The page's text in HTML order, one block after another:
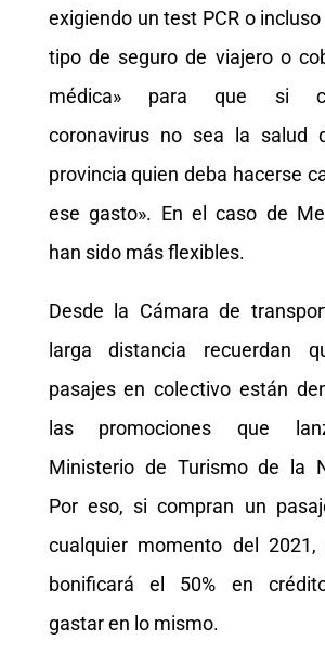
exigiendo un test PCR o incluso
tipo de seguro de viajero o
médica» para que si
coronavirus no sea la salud
provincia quien deba hacerse
ese gasto». En el caso de
han sido más flexibles.
Desde la Cámara de
larga distancia recuerdan
pasajes en colectivo están
las promociones que
Ministerio de Turismo de la
Por eso, si compran un
cualquier momento del
bonificará el 50% en
gastar en lo mismo.